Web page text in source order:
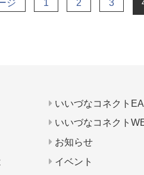
ジ 1 2 3
いいづなコネクト
いいづなコネクト
お知らせ
イベント